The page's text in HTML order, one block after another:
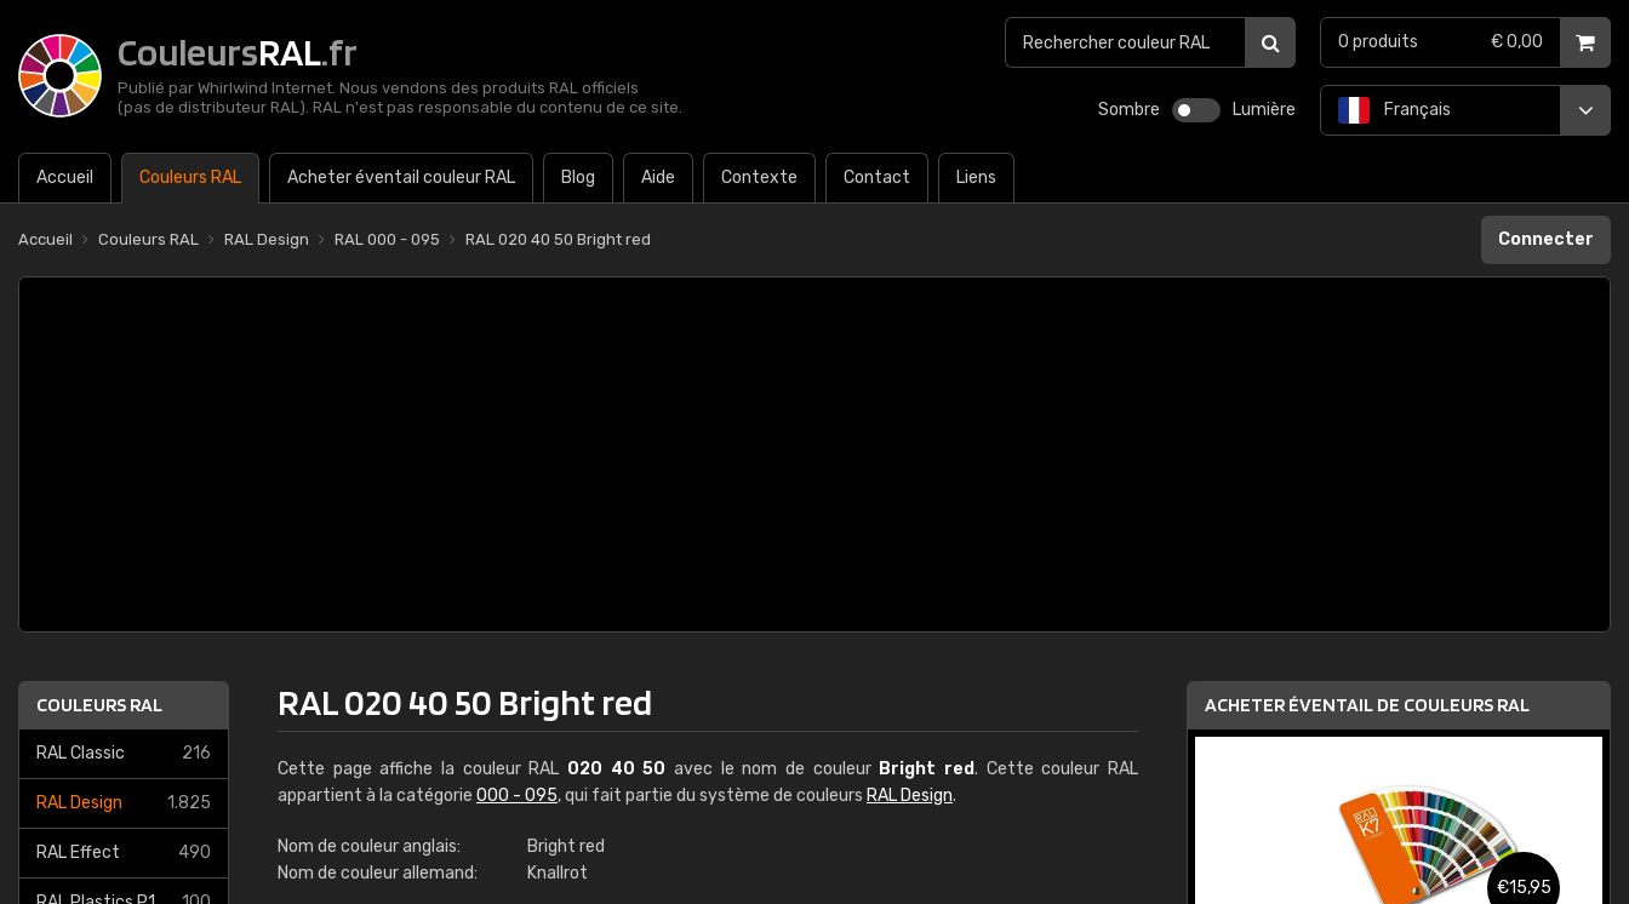
CouleursRAL.fr
Publié par Whirlwind Internet. Nous vendons des produits RAL officiels
(pas de distributeur RAL). RAL n'est pas responsable du contenu de ce site.
Sombre Lumière
Accueil Couleurs RAL Acheter éventail couleur RAL Blog Aide Contexte Contact Liens
Français
0 produits € 0,00
Accueil Couleurs RAL RAL Design RAL 000 - 095 RAL 020 40 50 Bright red Connecter
COULEURS RAL
RAL Classic 216
RAL Design 1.825
RAL Effect 490
RAL 020 40 50 Bright red
Cette page affiche la couleur RAL 020 40 50 avec le nom de couleur Bright red. Cette couleur RAL
appartient à la catégorie 000 - 095, qui fait partie du système de couleurs RAL Design.
Nom de couleur anglais:
Bright red
Nom de couleur allemand:
Knallrot
ACHETER ÉVENTAIL DE COULEURS RAL
€15,95